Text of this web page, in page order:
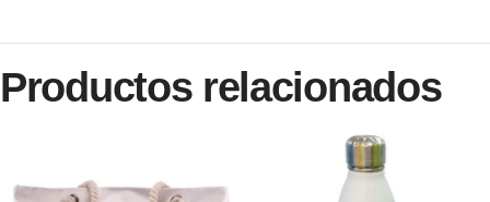
Productos relacionados